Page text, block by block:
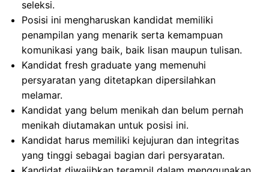
seleksi.
Posisi ini mengharuskan kandidat memiliki
penampilan yang menarik serta kemampuan
komunikasi yang baik, baik lisan maupun tulisan.
Kandidat fresh graduate yang memenuhi
persyaratan yang ditetapkan dipersilahkan
melamar.
Kandidat yang belum menikah dan belum pernah
menikah diutamakan untuk posisi ini.
Kandidat harus memiliki kejujuran dan integritas
yang tinggi sebagai bagian dari persyaratan.